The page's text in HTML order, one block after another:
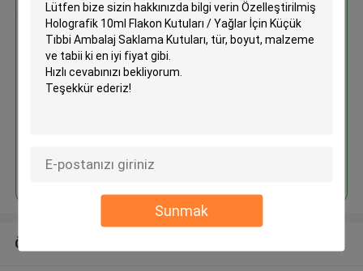
Sunmak
Özelleştirilmiş Holografik 10ml
Flakon Kutuları / Yağlar İçin
Küçük Tıbbi Ambalaj Saklama
Devam et
Önerilen Ürünler